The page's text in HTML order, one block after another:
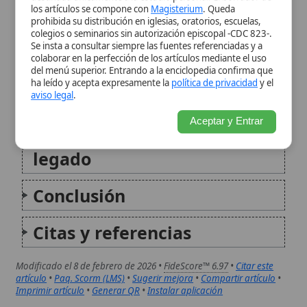
Relevancia contemporánea y
legado
Conclusión
Citas y referencias
FideScore™ 6.97 •
Citar este
artículo
Imprimir artículo•Generar QR•Instalar aplicación
San Felipe Neri
San Felipe Neri (1515-1595) ocupa un lugar
singular en la historia espiritual de la Iglesia
por su vida entregada al servicio de Dios y
del prójimo, su alegría evangélica y su
cristiana, sobre todo de...
San Felipe Benizi